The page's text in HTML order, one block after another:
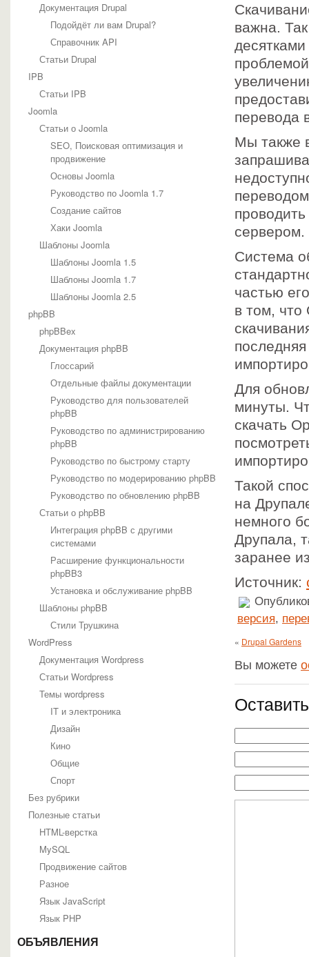
Документация Drupal
Подойдёт ли вам Drupal?
Справочник API
Статьи Drupal
IPB
Статьи IPB
Joomla
Статьи о Joomla
SEO, Поисковая оптимизация и
продвижение
Основы Joomla
Руководство по Joomla 1.7
Создание сайтов
Хаки Joomla
Шаблоны Joomla
Шаблоны Joomla 1.5
Шаблоны Joomla 1.7
Шаблоны Joomla 2.5
phpBB
phpBBex
Документация phpBB
Глоссарий
Отдельные файлы документации
Руководство для пользователей
phpBB
Руководство по администрированию
phpBB
Руководство по быстрому старту
Руководство по модерированию phpBB
Руководство по обновлению phpBB
Статьи о phpBB
Интеграция phpBB с другими
системами
Расширение функциональности
phpBB3
Установка и обслуживание phpBB
Шаблоны phpBB
Стили Трушкина
WordPress
Документация Wordpress
Статьи Wordpress
Темы wordpress
IT и электроника
Дизайн
Кино
Общие
Спорт
Без рубрики
Полезные статьи
HTML-верстка
MySQL
Продвижение сайтов
Разное
Язык JavaScript
Язык PHP
ОБЪЯВЛЕНИЯ
важна.
перевода
Мы также
сервером.
Система
частью
в том, что
Для
минуты.
скачать
Такой
на
немного
Друпала,
заранее
Источник:
версия,
« Drupal Gardens
Вы можете